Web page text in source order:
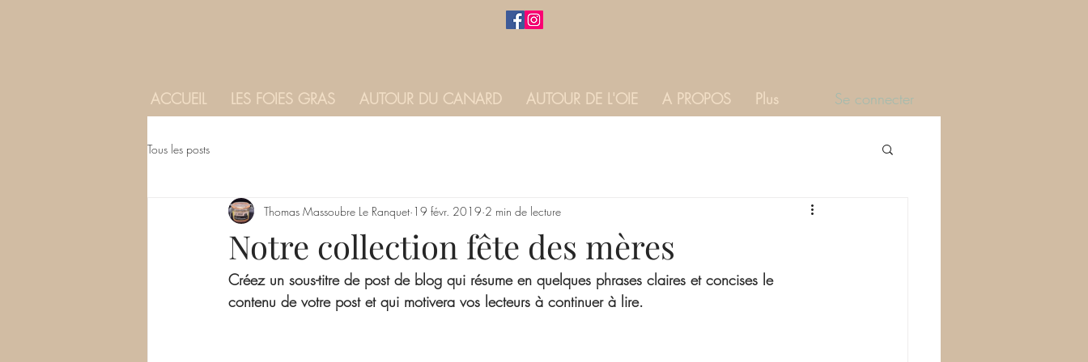
ACCUEIL LES FOIES GRAS AUTOUR DU CANARD AUTOUR DE L'OIE A PROPOS Plus Se connecter
Tous les posts
Notre collection fête des mères
Thomas Massoubre Le Ranquet 19 févr. 2019 2 min de lecture
Créez un sous-titre de post de blog qui résume en quelques phrases claires et concises le
contenu de votre post et qui motivera vos lecteurs à continuer à lire.